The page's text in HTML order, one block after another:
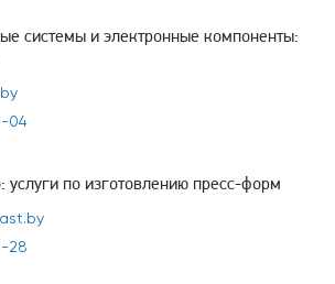
системы и электронные компоненты:
04
услуги по изготовлению пресс-форм
28